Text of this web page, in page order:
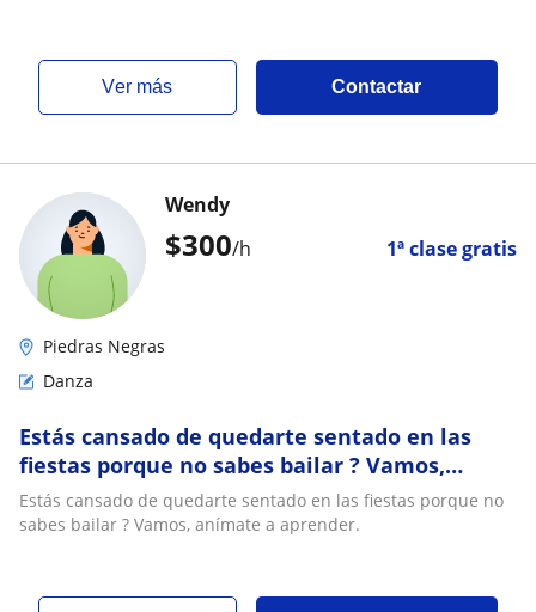
ver más Contactar
$300/h 1ª clase gratis
Wendy
Piedras Negras
Danza
Estás cansado de quedarte sentado en las
fiestas porque no sabes bailar ? Vamos,
anímate a aprender
Estás cansado de quedarte sentado en las fiestas porque no
sabes bailar ? Vamos, anímate a aprender.